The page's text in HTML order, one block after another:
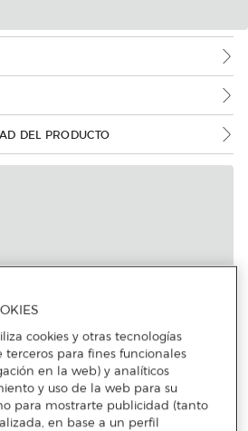
DEL PRODUCTO
cookies y otras tecnologías
terceros para fines funcionales
en la web) y analíticos
y uso de la web para su
para mostrarte publicidad (tanto
en base a un perfil